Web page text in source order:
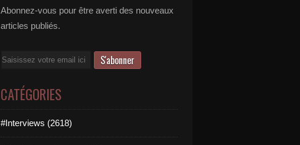
Abonnez-vous pour être averti des nouveaux
articles publiés.
Email
CATÉGORIES
#Interviews (2618)